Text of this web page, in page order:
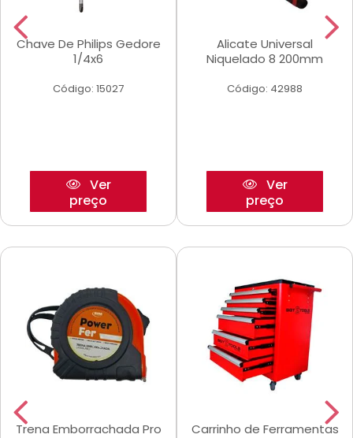
Chave De Philips Gedore
1/4x6
Código: 15027
Ver
preço
Alicate Universal
Niquelado 8 200mm
Código: 42988
Ver
preço
Trena Emborrachada Pro
Carrinho de Ferramentas